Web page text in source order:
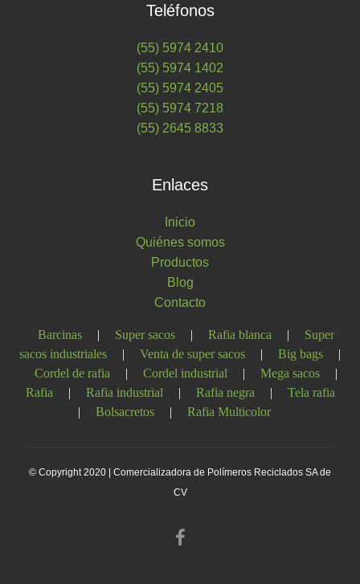
Teléfonos
(55) 5974 2410
(55) 5974 1402
(55) 5974 2405
(55) 5974 7218
(55) 2645 8833
Enlaces
Inicio
Quiénes somos
Productos
Blog
Contacto
Barcinas | Super sacos | Rafia blanca |
Super
sacos industriales
| Venta de super sacos | Big bags
|
Cordel de rafia
| Cordel industrial | Mega sacos
|
Rafia
| Rafia industrial | Rafia negra |
Tela rafia
|
Bolsacretos | Rafia Multicolor
© Copyright 2020 | Comercializadora de Polímeros Reciclados SA de
CV